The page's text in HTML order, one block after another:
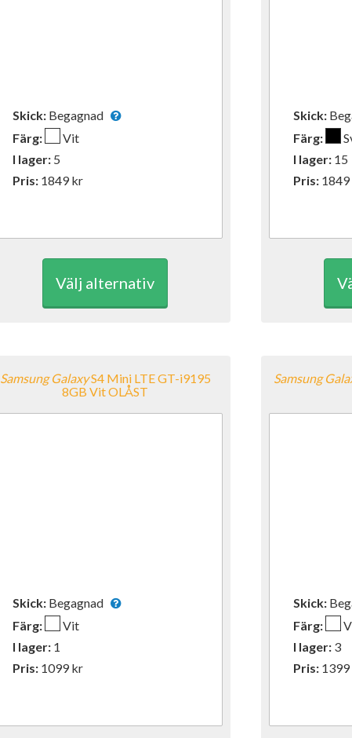
Skick: Begagnad
Färg:
Vit
I lager: 5
Pris: 1849kr
Välj alternativ
Skick:
Färg:
I lager: 15
Pris: 1849
Samsung GalaxyS4 Mini LTE GT-i9195
8GB Vit OLÅST
Skick: Begagnad
Färg:
Vit
I lager: 1
Pris: 1099kr
Samsung
Skick:
Färg:
I lager: 3
Pris: 1399